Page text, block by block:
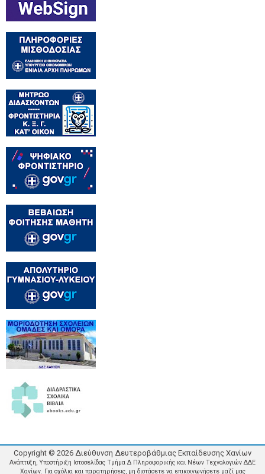
Copyright © 2026 Διεύθυνση Δευτεροβάθμιας Εκπαίδευσης Χανίων
Ανάπτυξη, Υποστήριξη Ιστοσελίδας Τμήμα Δ Πληροφορικής και Νέων Τεχνολογιών ΔΔΕ
Χανίων. Για σχόλια και παρατηρήσεις, μη διστάσετε να επικοινωνήσετε μαζί μας